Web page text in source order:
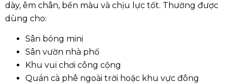
dày, êm chân, bền màu và chịu lực tốt. Thường được
dùng cho:
Sân bóng mini
Sân vườn nhà phố
Khu vui chơi công cộng
Quán cà phê ngoài trời hoặc khu vực đông